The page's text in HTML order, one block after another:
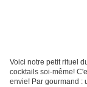
Voici notre petit rituel
cocktails soi-même!
envie! Par gourmand :